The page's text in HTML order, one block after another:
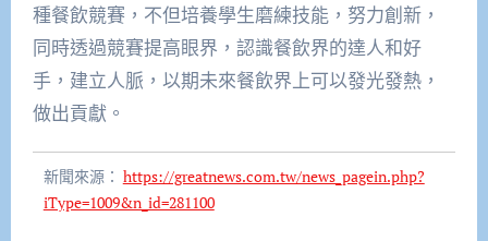
種餐飲競賽，不但培養學生磨練技能，努力創新，
同時透過競賽提高眼界，認識餐飲界的達人和好
手，建立人脈，以期未來餐飲界上可以發光發熱，
做出貢獻。
新聞來源： https://greatnews.com.tw/news_pagein.php?
iType=1009&n_id=281100